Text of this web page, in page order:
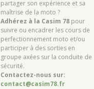
partager son expérience et sa
maîtrise de la moto ?
Adhérez à la Casim 78pour
suivre ou encadrer les cours de
perfectionnement moto et/ou
participer à des sorties en
groupe axées sur la conduite de
sécurité.
Contactez-nous sur:
contact@casim78.fr